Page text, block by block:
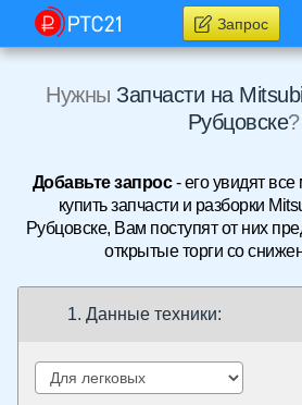
Запрос
Нужны Запчасти на
Рубцовске?
Добавьте запрос- его увидят
купить запчасти и разборки
Рубцовске, Вам поступят от них
открытые торги со
1. Данные техники: